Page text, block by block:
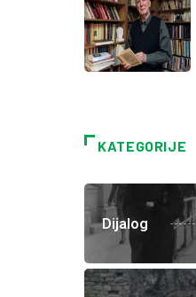
KATEGORIJE
Dijalog